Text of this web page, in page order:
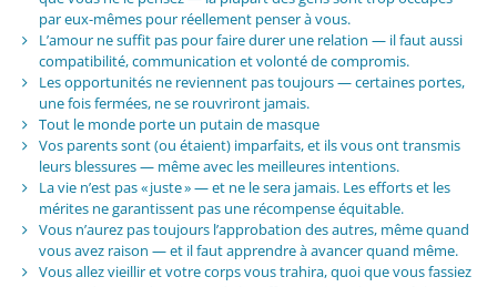
par eux-mêmes pour réellement penser à vous.
L’amour ne suffit pas pour faire durer une relation — il faut aussi
compatibilité, communication et volonté de compromis.
Les opportunités ne reviennent pas toujours — certaines portes,
une fois fermées, ne se rouvriront jamais.
Tout le monde porte un putain de masque
Vos parents sont (ou étaient) imparfaits, et ils vous ont transmis
leurs blessures — même avec les meilleures intentions.
La vie n’est pas « juste » — et ne le sera jamais. Les efforts et les
mérites ne garantissent pas une récompense équitable.
Vous n’aurez pas toujours l’approbation des autres, même quand
vous avez raison — et il faut apprendre à avancer quand même.
Vous allez vieillir et votre corps vous trahira, quoi que vous fassiez